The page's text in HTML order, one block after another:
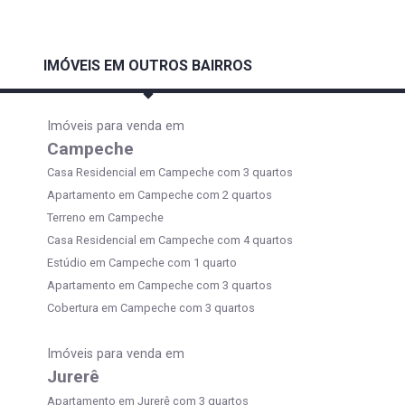
IMÓVEIS EM OUTROS BAIRROS
Imóveis para venda em
Campeche
Casa Residencial em Campeche com 3 quartos
Apartamento em Campeche com 2 quartos
Terreno em Campeche
Casa Residencial em Campeche com 4 quartos
Estúdio em Campeche com 1 quarto
Apartamento em Campeche com 3 quartos
Cobertura em Campeche com 3 quartos
Imóveis para venda em
Jurerê
Apartamento em Jurerê com 3 quartos